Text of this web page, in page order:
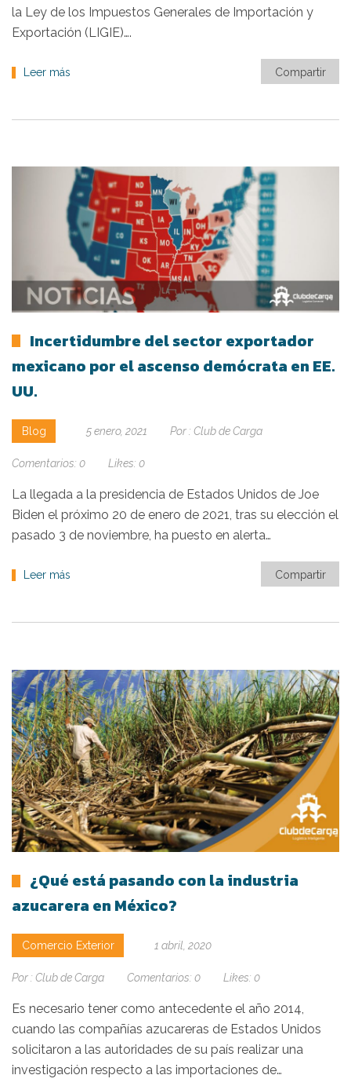
la Ley de los Impuestos Generales de Importación y
Exportación (LIGIE)….
Leer más Compartir
Incertidumbre del sector exportador
mexicano por el ascenso demócrata en EE.
UU.
Blog 5 enero, 2021 Por : Club de Carga
Comentarios: 0 Likes: 0
La llegada a la presidencia de Estados Unidos de Joe
Biden el próximo 20 de enero de 2021, tras su elección el
pasado 3 de noviembre, ha puesto en alerta…
Leer más Compartir
¿Qué está pasando con la industria
azucarera en México?
Comercio Exterior 1 abril, 2020
Por : Club de Carga Comentarios: 0 Likes: 0
Es necesario tener como antecedente el año 2014,
cuando las compañías azucareras de Estados Unidos
solicitaron a las autoridades de su país realizar una
investigación respecto a las importaciones de…